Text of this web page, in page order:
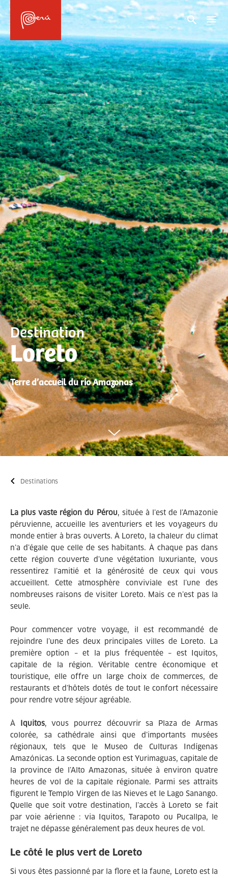
Destination
Loreto
Terre d’accueil du río Amazonas
Destinations
La plus vaste région du Pérou, située à l’est de l’Amazonie
péruvienne, accueille les aventuriers et les voyageurs du
monde entier à bras ouverts. À Loreto, la chaleur du climat
n’a d’égale que celle de ses habitants. À chaque pas dans
cette région couverte d’une végétation luxuriante, vous
ressentirez l’amitié et la générosité de ceux qui vous
accueillent. Cette atmosphère conviviale est l’une des
nombreuses raisons de visiter Loreto. Mais ce n’est pas la
seule.
Pour commencer votre voyage, il est recommandé de
rejoindre l’une des deux principales villes de Loreto. La
première option – et la plus fréquentée – est Iquitos,
capitale de la région. Véritable centre économique et
touristique, elle offre un large choix de commerces, de
restaurants et d’hôtels dotés de tout le confort nécessaire
pour rendre votre séjour agréable.
À Iquitos, vous pourrez découvrir sa Plaza de Armas
colorée, sa cathédrale ainsi que d’importants musées
régionaux, tels que le Museo de Culturas Indígenas
Amazónicas. La seconde option est Yurimaguas, capitale de
la province de l’Alto Amazonas, située à environ quatre
heures de vol de la capitale régionale. Parmi ses attraits
figurent le Templo Virgen de las Nieves et le Lago Sanango.
Quelle que soit votre destination, l’accès à Loreto se fait
par voie aérienne : via Iquitos, Tarapoto ou Pucallpa, le
trajet ne dépasse généralement pas deux heures de vol.
Le côté le plus vert de Loreto
Si vous êtes passionné par la flore et la faune, Loreto est la